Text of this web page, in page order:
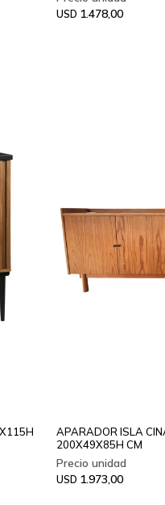
USD 1.478,00
APARADOR ISLA
200X49X85H CM
USD 1.973,00